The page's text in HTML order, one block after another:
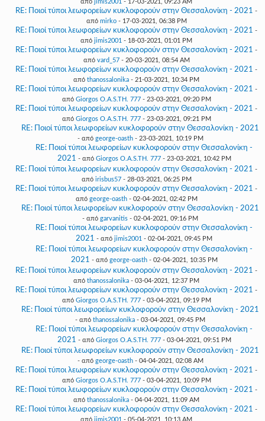
από jimis2001 - 17-03-2021, 09:23 AM
RE: Ποιοί τύποι λεωφορείων κυκλοφορούν στην Θεσσαλονίκη - 2021 -
από mirko- 17-03-2021, 06:38 PM
RE: Ποιοί τύποι λεωφορείων κυκλοφορούν στην Θεσσαλονίκη - 2021 -
από jimis2001 - 18-03-2021, 01:01 PM
RE: Ποιοί τύποι λεωφορείων κυκλοφορούν στην Θεσσαλονίκη - 2021 -
από vard_57- 20-03-2021, 08:54 AM
RE: Ποιοί τύποι λεωφορείων κυκλοφορούν στην Θεσσαλονίκη - 2021 -
από thanossalonika - 21-03-2021, 10:34 PM
RE: Ποιοί τύποι λεωφορείων κυκλοφορούν στην Θεσσαλονίκη - 2021 -
από Giorgos O.A.S.TH. 777- 23-03-2021, 09:20 PM
RE: Ποιοί τύποι λεωφορείων κυκλοφορούν στην Θεσσαλονίκη - 2021 -
από Giorgos O.A.S.TH. 777- 23-03-2021, 09:21 PM
RE: Ποιοί τύποι λεωφορείων κυκλοφορούν στην Θεσσαλονίκη - 2021
- από george-oasth- 23-03-2021, 10:19 PM
RE: Ποιοί τύποι λεωφορείων κυκλοφορούν στην Θεσσαλονίκη -
2021 - από Giorgos O.A.S.TH. 777- 23-03-2021, 10:42 PM
RE: Ποιοί τύποι λεωφορείων κυκλοφορούν στην Θεσσαλονίκη - 2021 -
από irisbus57- 28-03-2021, 06:25 PM
RE: Ποιοί τύποι λεωφορείων κυκλοφορούν στην Θεσσαλονίκη - 2021 -
από george-oasth- 02-04-2021, 02:42 PM
RE: Ποιοί τύποι λεωφορείων κυκλοφορούν στην Θεσσαλονίκη - 2021
- από garvanitis - 02-04-2021, 09:16 PM
RE: Ποιοί τύποι λεωφορείων κυκλοφορούν στην Θεσσαλονίκη -
2021 - από jimis2001 - 02-04-2021, 09:45 PM
RE: Ποιοί τύποι λεωφορείων κυκλοφορούν στην Θεσσαλονίκη -
2021 - από george-oasth- 02-04-2021, 10:35 PM
RE: Ποιοί τύποι λεωφορείων κυκλοφορούν στην Θεσσαλονίκη - 2021 -
από thanossalonika - 03-04-2021, 12:37 PM
RE: Ποιοί τύποι λεωφορείων κυκλοφορούν στην Θεσσαλονίκη - 2021 -
από Giorgos O.A.S.TH. 777- 03-04-2021, 09:19 PM
RE: Ποιοί τύποι λεωφορείων κυκλοφορούν στην Θεσσαλονίκη - 2021
- από thanossalonika - 03-04-2021, 09:45 PM
RE: Ποιοί τύποι λεωφορείων κυκλοφορούν στην Θεσσαλονίκη -
2021 - από Giorgos O.A.S.TH. 777- 03-04-2021, 09:51 PM
RE: Ποιοί τύποι λεωφορείων κυκλοφορούν στην Θεσσαλονίκη - 2021
- από george-oasth- 04-04-2021, 02:08 AM
RE: Ποιοί τύποι λεωφορείων κυκλοφορούν στην Θεσσαλονίκη - 2021 -
από Giorgos O.A.S.TH. 777- 03-04-2021, 10:09 PM
RE: Ποιοί τύποι λεωφορείων κυκλοφορούν στην Θεσσαλονίκη - 2021 -
από thanossalonika - 04-04-2021, 11:09 AM
RE: Ποιοί τύποι λεωφορείων κυκλοφορούν στην Θεσσαλονίκη - 2021 -
από jimis2001 - 05-04-2021, 10:13 AM